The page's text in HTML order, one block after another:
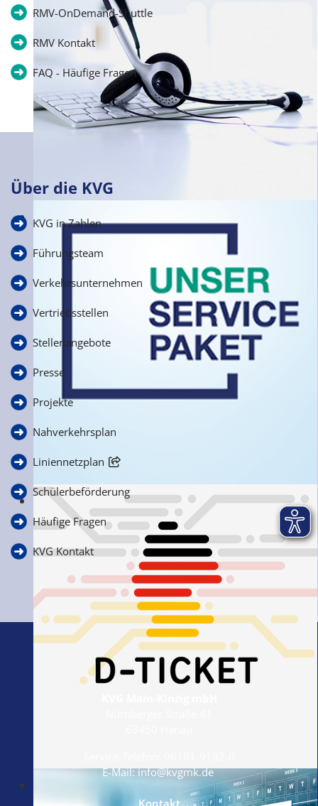
Häufige Fragen
zur Schülerbeförderung
Ihre Anfragen, Anregungen & Kritik
Das Deutschlandticket
RMV-OnDemand-Shuttle
RMV Kontakt
FAQ - Häufige Fragen
Über die KVG
KVG in Zahlen
Führungsteam
Verkehrsunternehmen
Vertriebsstellen
Stellenangebote
Presse
Projekte
Nahverkehrsplan
Liniennetzplan
Schülerbeförderung
Häufige Fragen
KVG Kontakt
E-Mail:info@kvgmk.de